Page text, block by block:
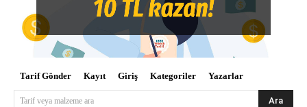
Tarif Gönder Kayıt Giriş Kategoriler Yazarlar
Tarif veya malzeme ara Ara